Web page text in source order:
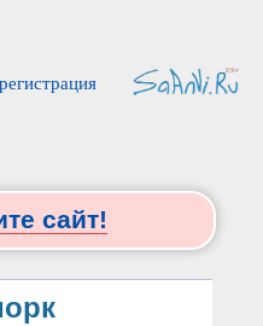
регистрация
сайт!